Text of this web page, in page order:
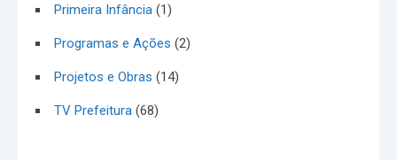
Primeira Infância (1)
Programas e Ações (2)
Projetos e Obras (14)
TV Prefeitura (68)